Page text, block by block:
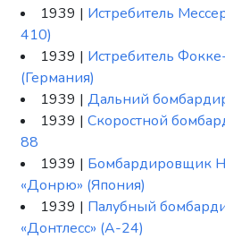
1939 | Истребитель
410)
1939 | Истребитель
(Германия)
1939 |Дальний
1939 |Скоростной
88
1939 | Бомбардировщик
«Донрю» (Япония)
1939 | Палубный
«Донтлесс» (A-24)